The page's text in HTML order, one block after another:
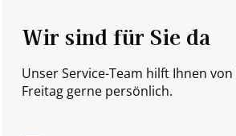
Wir sind für Sie da
Unser Service-Team hilft Ihnen
Freitag gerne persönlich.